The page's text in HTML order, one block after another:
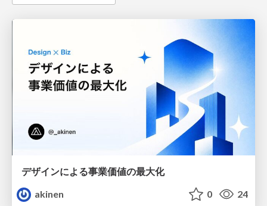
デザインによる事業価値の最大化
akinen
0 24